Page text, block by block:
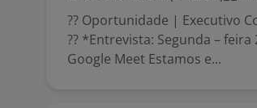
?? Oportunidade | Executivo
?? *Entrevista: Segunda –
Google Meet Estamos e...